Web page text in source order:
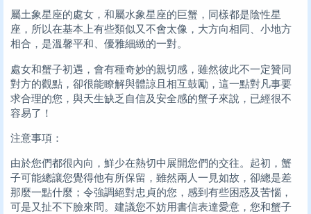
屬土象星座的處女，和屬水象星座的巨蟹，同樣都是陰性星
座，所以在基本上有些類似又不會太像，大方向相同、小地方
相合，是溫馨平和、優雅細緻的一對。
處女和蟹子初遇，會有種奇妙的親切感，雖然彼此不一定贊同
對方的觀點，卻很能瞭解與體諒且相互鼓勵，這一點對凡事要
求合理的您，與天生缺乏自信及安全感的蟹子來說，已經很不
容易了！
注意事項：
由於您們都很內向，鮮少在熱切中展開您們的交往。起初，蟹
子可能總讓您覺得他有所保留，雖然兩人一見如故，卻總是差
那麼一點什麼；令強調絕對忠貞的您，感到有些困惑及苦惱，
可是又扯不下臉來問。建議您不妨用書信表達愛意，您和蟹子